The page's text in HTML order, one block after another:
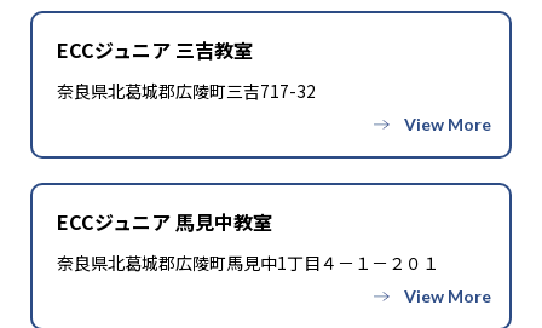
ECCジュニア 三吉教室
奈良県北葛城郡広陵町三吉717-32
ECCジュニア 馬見中教室
奈良県北葛城郡広陵町馬見中1丁目４－１－２０１